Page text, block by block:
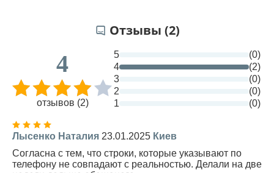
Отзывы (2)
4
отзывов (2)
5
(0)
4
(2)
3
(0)
2
(0)
1
(0)
Лысенко Наталия 23.01.2025 Киев
Согласна с тем, что строки, которые указывают по
телефону не совпадают с реальностью. Делали на две